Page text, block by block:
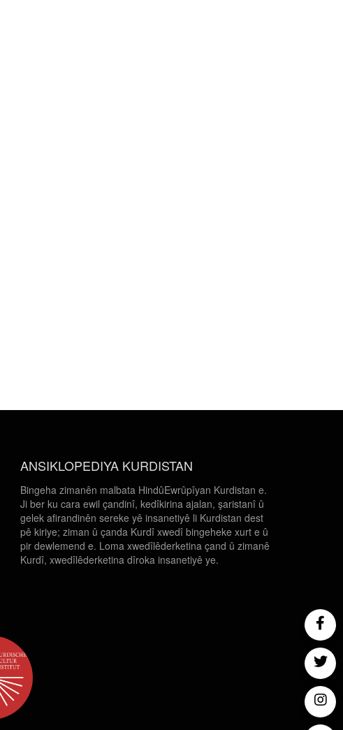
ANSIKLOPEDIYA KURDISTAN
Bingeha zimanên malbata HindûEwrûpîyan Kurdistan e.
Ji ber ku cara ewil çandinî, kedîkirina ajalan, şaristanî û
gelek afirandinên sereke yê insanetiyê li Kurdistan dest
pê kiriye; ziman û çanda Kurdî xwedî bingeheke xurt e û
pir dewlemend e. Loma xwedîlêderketina çand û zimanê
Kurdî, xwedîlêderketina dîroka insanetiyê ye.